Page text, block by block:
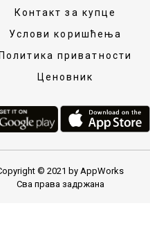
Контакт за купце
Услови коришћења
Политика приватности
Ценовник
© 2021 by AppWorks
Сва права задржана